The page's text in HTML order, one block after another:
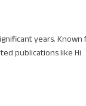
years. Known
publications like Hi